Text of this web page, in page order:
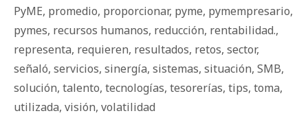
PyME, promedio, proporcionar, pyme, pymempresario,
pymes, recursos humanos, reducción, rentabilidad.,
representa, requieren, resultados, retos, sector,
señaló, servicios, sinergía, sistemas, situación, SMB,
solución, talento, tecnologías, tesorerías, tips, toma,
utilizada, visión, volatilidad